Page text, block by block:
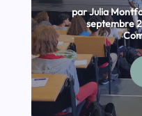
parJulia
septembre